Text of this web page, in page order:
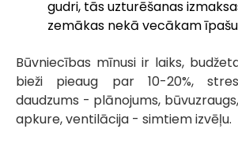
gudri, tās uzturēšanas
zemākas nekā vecākam
Būvniecības mīnusi ir laiks,
bieži pieaug par 10-20%,
daudzums - plānojums,
apkure, ventilācija - simtiem izvēļu.